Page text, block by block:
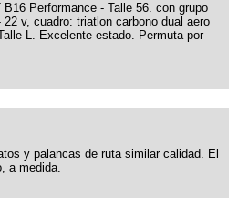
B16 Performance - Talle 56. con grupo
22 v, cuadro: triatlon carbono dual aero
L. Excelente estado. Permuta por
y palancas de ruta similar calidad. El
a medida.